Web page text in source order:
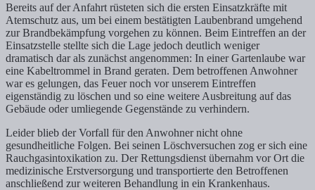
Bereits auf der Anfahrt rüsteten sich die ersten Einsatzkräfte mit
Atemschutz aus, um bei einem bestätigten Laubenbrand umgehend
zur Brandbekämpfung vorgehen zu können. Beim Eintreffen an der
Einsatzstelle stellte sich die Lage jedoch deutlich weniger
dramatisch dar als zunächst angenommen: In einer Gartenlaube war
eine Kabeltrommel in Brand geraten. Dem betroffenen Anwohner
war es gelungen, das Feuer noch vor unserem Eintreffen
eigenständig zu löschen und so eine weitere Ausbreitung auf das
Gebäude oder umliegende Gegenstände zu verhindern.
Leider blieb der Vorfall für den Anwohner nicht ohne
gesundheitliche Folgen. Bei seinen Löschversuchen zog er sich eine
Rauchgasintoxikation zu. Der Rettungsdienst übernahm vor Ort die
medizinische Erstversorgung und transportierte den Betroffenen
anschließend zur weiteren Behandlung in ein Krankenhaus.